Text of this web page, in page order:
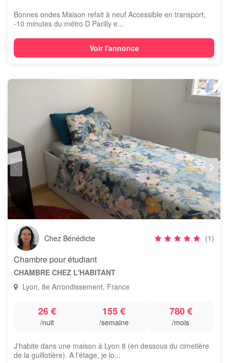
Bonnes ondes Maison refait à neuf Accessible en transport,
-10 minutes du métro D Parilly e...
Voir l'annonce
Chez Bénédicte (1)
Chambre pour étudiant
CHAMBRE CHEZ L'HABITANT
Lyon, 8e Arrondissement, France
26 €
/nuit
155 €
/semaine
780 €
/mois
J'habite dans une maison à Lyon 8 (en dessous du cimetière
de la guillotière). A l'étage, je lo...